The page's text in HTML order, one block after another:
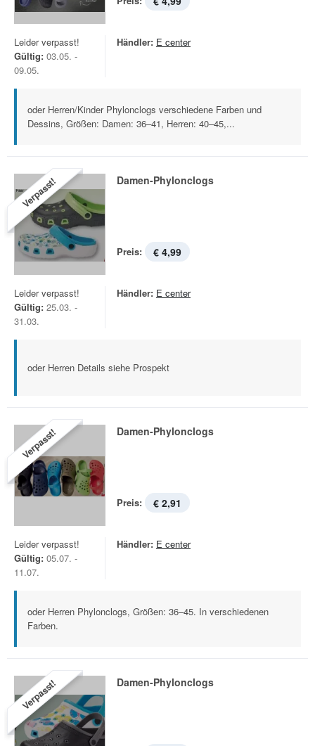
Leider verpasst!
Gültig: 03.05. -
09.05.
Händler: E center
oder Herren/Kinder Phylonclogs verschiedene Farben und
Dessins, Größen: Damen: 36–41, Herren: 40–45,...
Verpasst! Damen-Phylonclogs
Preis: € 4,99
Leider verpasst!
Gültig: 25.03. -
31.03.
Händler: E center
oder Herren Details siehe Prospekt
Verpasst! Damen-Phylonclogs
Preis: € 2,91
Leider verpasst!
Gültig: 05.07. -
11.07.
Händler: E center
oder Herren Phylonclogs, Größen: 36–45. In verschiedenen
Farben.
Verpasst! Damen-Phylonclogs